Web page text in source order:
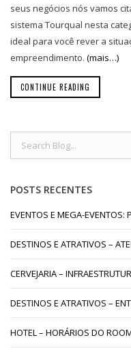
seus negócios nós vamos
sistema Tourqual nesta
ideal para você rever a
empreendimento. (mais…)
CONTINUE READING
POSTS RECENTES
EVENTOS E MEGA-EVENTOS:
DESTINOS E ATRATIVOS –
CERVEJARIA –
DESTINOS E ATRATIVOS –
HOTEL – HORÁRIOS DO